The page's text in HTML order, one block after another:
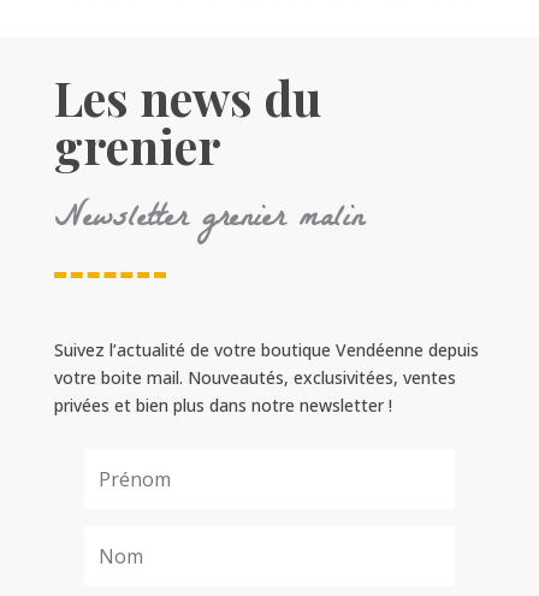
Les news du
grenier
Newsletter grenier malin
Suivez l’actualité de votre boutique Vendéenne depuis
votre boite mail. Nouveautés, exclusivitées, ventes
privées et bien plus dans notre newsletter !